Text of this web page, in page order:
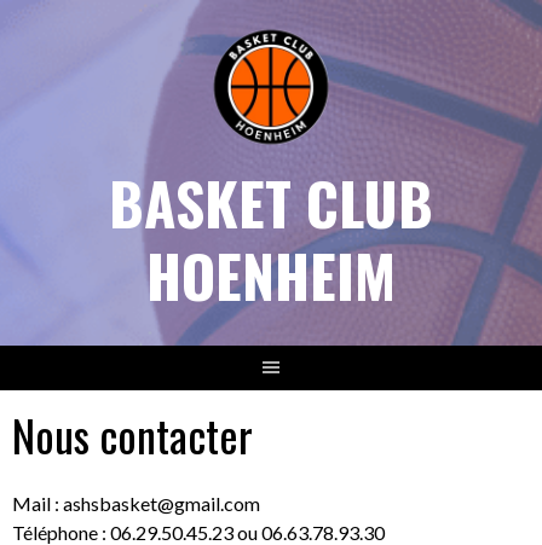
BASKET CLUB
HOENHEIM
Nous contacter
Mail : ashsbasket@gmail.com
Téléphone : 06.29.50.45.23 ou 06.63.78.93.30